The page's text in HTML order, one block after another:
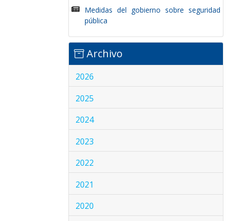
Medidas del gobierno sobre seguridad
pública
Archivo
2026
2025
2024
2023
2022
2021
2020